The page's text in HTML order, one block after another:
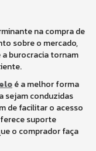
na compra de
sobre o mercado,
burocracia tornam
é a melhor forma
sejam conduzidas
de facilitar o acesso
suporte
o comprador faça